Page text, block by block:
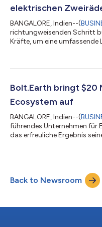
elektrischen
BANGALORE, Indien--(
richtungweisenden Schritt
Kräfte, um eine umfassende
einen bahnbrechenden
Elektromotoren,
Bolt.Earth bringt $20
Ecosystem auf
BANGALORE, Indien--(
führendes Unternehmen
das erfreuliche Ergebnis
Ventures, Prime Venture
andere, die an die Vision
Back to Newsroom